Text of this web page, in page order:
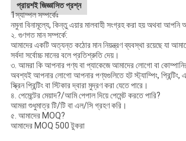
প্রায়শই জিজ্ঞাসিত প্রশ্ন
1স্যাম্পল সম্পর্কেঃ
নমুনা বিনামূল্যে, কিন্তু এয়ার মালবাহী সংগ্রহ করা হয় অথবা
২. গুণগত মান সম্পর্কে:
আমাদের একটি অত্যন্ত কঠোর মান নিয়ন্ত্রণ ব্যবস্থা রয়েছে যা
সর্বদা সর্বোচ্চ মানের বলে প্রতিশ্রুতি দেয়।
৩. আমরা কি আপনার পণ্য বা প্যাকেজে আমাদের লোগো বা
অবশ্যই আপনার লোগো আপনার পণ্যগুলিতে হট স্ট্যাম্পিং, প্রিন্টিং,
স্ক্রিন প্রিন্টিং বা স্টিকার দ্বারা মুদ্রণ করা যেতে পারে।
৪. পেমেন্টের মেয়াদ?/আমি পেপাল দিয়ে পেমেন্ট করতে পারি?
আমরা শুধুমাত্র টি/টি বা এল/সি গ্রহণ করি।
৫. আমাদের MOQ?
আমাদের MOQ 500 টুকরা